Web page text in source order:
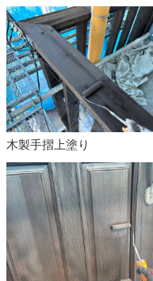
木製手摺上塗り